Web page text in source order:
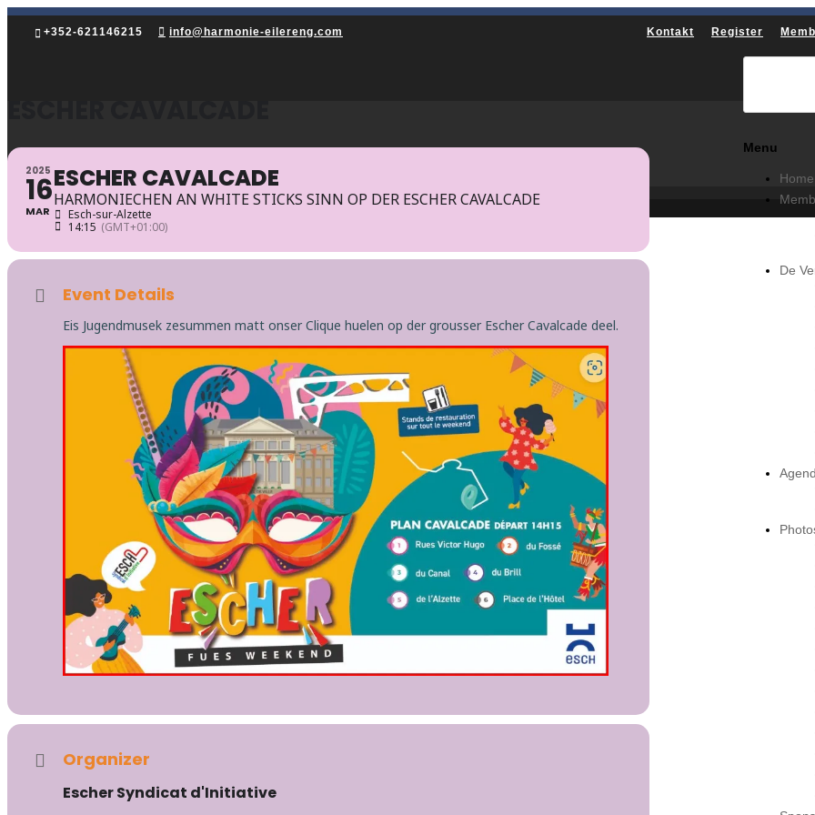
+352-621146215 info@harmonie-eilereng.com Kontakt Register
2025
16
MAR
ESCHER CAVALCADE
HARMONIECHEN AN WHITE STICKS SINN OP DER ESCHER CAVALCADE
Esch-sur-Alzette
14:15 (GMT+01:00)
Event Details
Eis Jugendmusek zesummen matt onser Clique huelen op der grousser Escher Cavalcade deel.
Organizer
Escher Syndicat d'Initiative
Menu
Home
De